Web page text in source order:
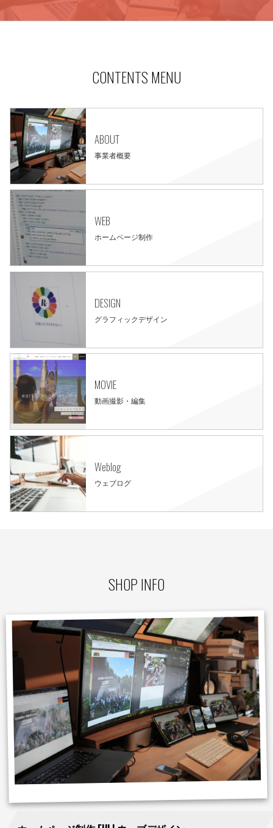
CONTENTS MENU
ABOUT
事業者概要
WEB
ホームページ制作
DESIGN
グラフィックデザイン
MOVIE
動画撮影・編集
Weblog
ウェブログ
SHOP INFO